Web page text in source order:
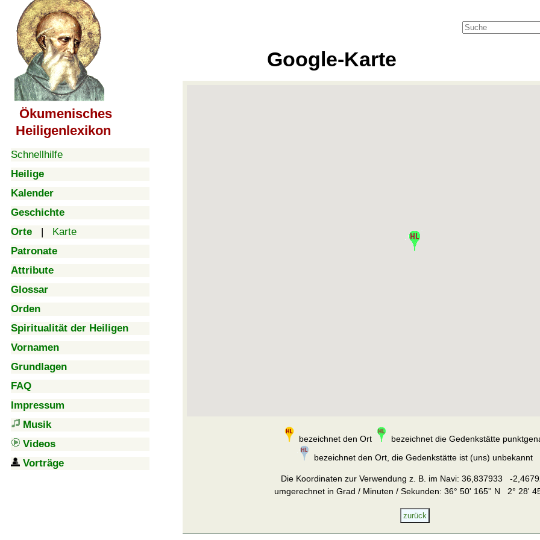
Ökumenisches
Heiligenlexikon
Schnellhilfe
Heilige
Kalender
Geschichte
Orte | Karte
Patronate
Attribute
Glossar
Orden
Spiritualität der Heiligen
Vornamen
Grundlagen
FAQ
Impressum
Musik
Videos
Vorträge
Google-Karte
bezeichnet den Ort
bezeichnet die Gedenkstätte
bezeichnet den Ort, die Gedenkstätte ist (uns) unbekannt
Die Koordinaten zur Verwendung z. B. im Navi: 36,837933 -
umgerechnet in Grad / Minuten / Sekunden: 36° 50' 165'' N 2° 28'